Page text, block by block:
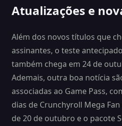
Atualizações e
Além dos novos títulos que
assinantes, o teste
também chega em 24 de
Ademais, outra boa notícia
associadas ao Game Pass,
dias de Crunchyroll Mega
de 20 de outubro e o pacote